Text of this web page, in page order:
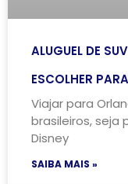
ALUGUEL DE
ESCOLHER
Viajar para
brasileiros, seja
Disney
SAIBA MAIS »